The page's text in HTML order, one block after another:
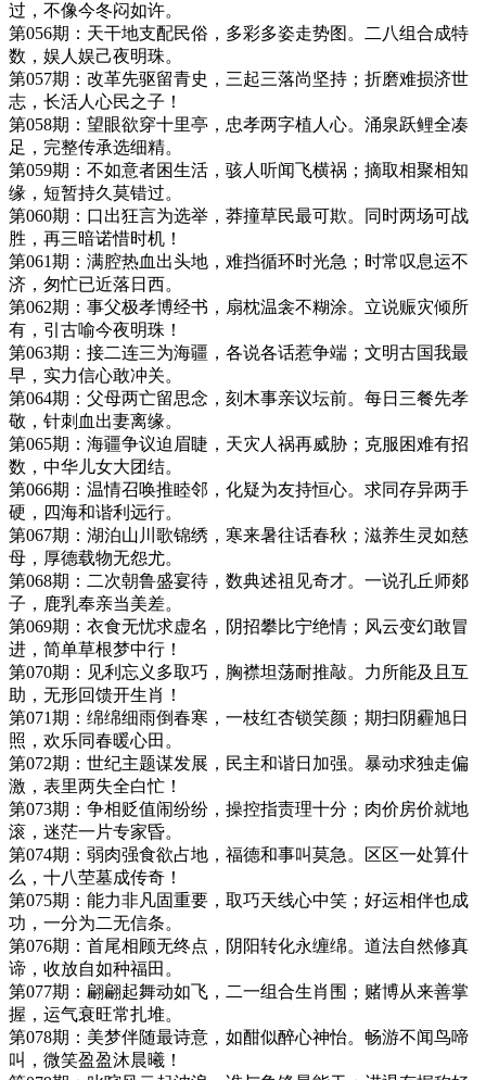
过，不像今冬闷如许。
第056期：天干地支配民俗，多彩多姿走势图。二八组合成特
数，娱人娱己夜明珠。
第057期：改革先驱留青史，三起三落尚坚持；折磨难损济世
志，长活人心民之子！
第058期：望眼欲穿十里亭，忠孝两字植人心。涌泉跃鲤全凑
足，完整传承选细精。
第059期：不如意者困生活，骇人听闻飞横祸；摘取相聚相知
缘，短暂持久莫错过。
第060期：口出狂言为选举，莽撞草民最可欺。同时两场可战
胜，再三暗诺惜时机！
第061期：满腔热血出头地，难挡循环时光急；时常叹息运不
济，匆忙已近落日西。
第062期：事父极孝博经书，扇枕温衾不糊涂。立说赈灾倾所
有，引古喻今夜明珠！
第063期：接二连三为海疆，各说各话惹争端；文明古国我最
早，实力信心敢冲关。
第064期：父母两亡留思念，刻木事亲议坛前。每日三餐先孝
敬，针刺血出妻离缘。
第065期：海疆争议迫眉睫，天灾人祸再威胁；克服困难有招
数，中华儿女大团结。
第066期：温情召唤推睦邻，化疑为友持恒心。求同存异两手
硬，四海和谐利远行。
第067期：湖泊山川歌锦绣，寒来暑往话春秋；滋养生灵如慈
母，厚德载物无怨尤。
第068期：二次朝鲁盛宴待，数典述祖见奇才。一说孔丘师郯
子，鹿乳奉亲当美差。
第069期：衣食无忧求虚名，阴招攀比宁绝情；风云变幻敢冒
进，简单草根梦中行！
第070期：见利忘义多取巧，胸襟坦荡耐推敲。力所能及且互
助，无形回馈开生肖！
第071期：绵绵细雨倒春寒，一枝红杏锁笑颜；期扫阴霾旭日
照，欢乐同春暖心田。
第072期：世纪主题谋发展，民主和谐日加强。暴动求独走偏
激，表里两失全白忙！
第073期：争相贬值闹纷纷，操控指责理十分；肉价房价就地
滚，迷茫一片专家昏。
第074期：弱肉强食欲占地，福德和事叫莫急。区区一处算什
么，十八茔墓成传奇！
第075期：能力非凡固重要，取巧天线心中笑；好运相伴也成
功，一分为二无信条。
第076期：首尾相顾无终点，阴阳转化永缠绵。道法自然修真
谛，收放自如种福田。
第077期：翩翩起舞动如飞，二一组合生肖围；赌博从来善掌
握，运气衰旺常扎堆。
第078期：美梦伴随最诗意，如酣似醉心神怡。畅游不闻鸟啼
叫，微笑盈盈沐晨曦！